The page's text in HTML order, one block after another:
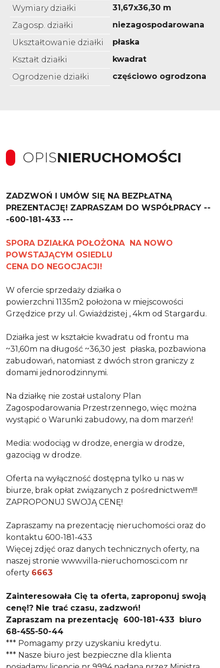
Wymiary działki
31,67x36,30 m
Zagosp. działki
niezagospodarowana
Ukształtowanie działki
płaska
Kształt działki
kwadrat
Ogrodzenie działki
częściowo ogrodzona
OPISNIERUCHOMOŚCI
ZADZWOŃ I UMÓW SIĘ NA BEZPŁATNĄ
PREZENTACJĘ! ZAPRASZAM DO WSPÓŁPRACY --
-600-181-433 ---
SPORA DZIAŁKA POŁOŻONA NA NOWO
POWSTAJĄCYM OSIEDLU
CENA DO NEGOCJACJI!
W ofercie sprzedaży działka o
powierzchni 1135m2 położona w miejscowości
Grzędzice przy ul. Gwiaździstej , 4km od Stargardu.
Działka jest w kształcie kwadratu od frontu ma
~31,60m na długość ~36,30 jest płaska, pozbawiona
zabudowań, natomiast z dwóch stron graniczy z
domami jednorodzinnymi.
Na działkę nie został ustalony Plan
Zagospodarowania Przestrzennego, więc można
wystąpić o Warunki zabudowy, na dom marzeń!
Media: wodociąg w drodze, energia w drodze,
gazociąg w drodze.
Oferta na wyłączność dostępna tylko u nas w
biurze, brak opłat związanych z pośrednictwem!!!
ZAPROPONUJ SWOJĄ CENĘ!
Zapraszamy na prezentację nieruchomości oraz do
kontaktu 600-181-433
Więcej zdjęć oraz danych technicznych oferty, na
naszej stronie www.villa-nieruchomosci.com nr
oferty 6663
Zainteresowała Cię ta oferta, zaproponuj swoją
cenę!? Nie trać czasu, zadzwoń!
Zapraszam na prezentację 600-181-433 biuro
68-455-50-44
*** Pomagamy przy uzyskaniu kredytu.
*** Nasze biuro jest bezpieczne dla klienta